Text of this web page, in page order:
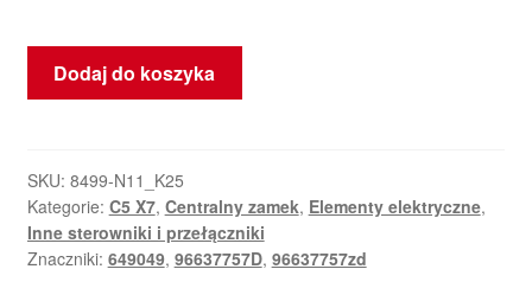
ilość
Przełącznik
Citroën
C5
X7
96637757ZD
Dodaj do koszyka
SKU: 8499-N11_K25
Kategorie: C5 X7, Centralny zamek, Elementy elektryczne,
Inne sterowniki i przełączniki
Znaczniki: 649049, 96637757D, 96637757zd